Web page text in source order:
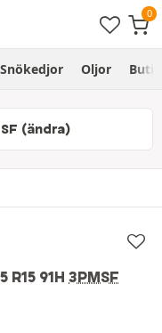
Snökedjor Oljor Butik
(ändra)
R15 91H 3PMSF